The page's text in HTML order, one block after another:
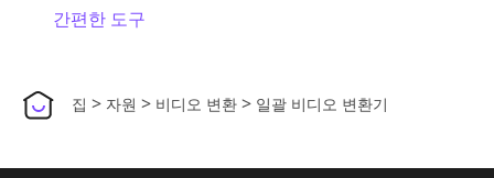
간편한 도구
집 > 자원 > 비디오 변환 > 일괄 비디오 변환기